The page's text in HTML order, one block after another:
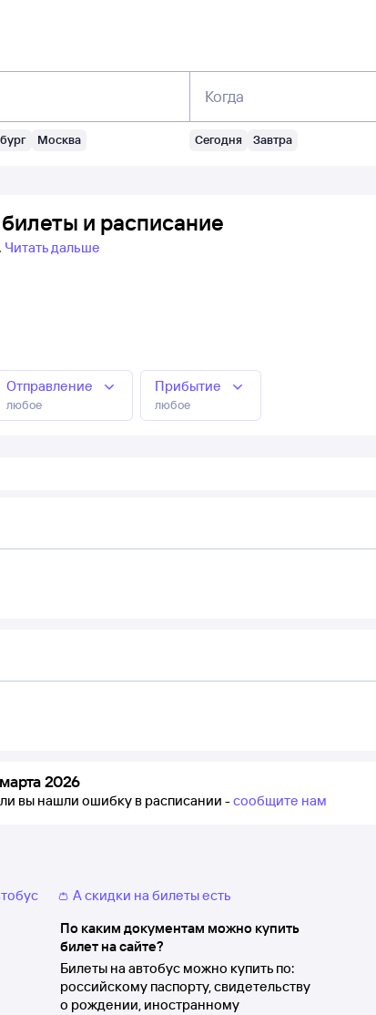
Москва
Когда
Сегодня Завтра
и расписание
Читать дальше
Отправление
любое
Прибытие
любое
2026
вы нашли ошибку в расписании -сообщите нам
👛 А скидки на билеты есть
По каким документам можно купить
билет на сайте?
Билеты на автобус можно купить по:
российскому паспорту, свидетельству
о рождении, иностранному